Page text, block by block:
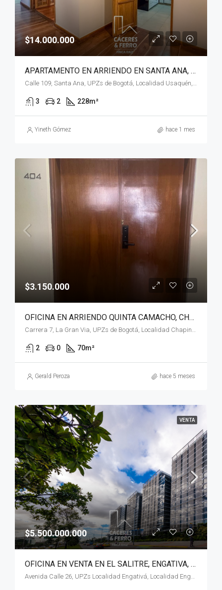
$14.000.000
APARTAMENTO EN ARRIENDO EN SANTA ANA, USAQUÉN, BOGOTÁ, D.C.
Calle 109, Santa Ana, UPZs de Bogotá, Localidad Usaquén, Bogotá, Bogotá, Distrito Capital, RAP (Especial) Central, 110111, Colombia
3 2 228m²
Yineth Gómez hace 1 mes
$3.150.000
OFICINA EN ARRIENDO QUINTA CAMACHO, CHAPINERO, BOGOTÁ, D.C.
Carrera 7, La Gran Via, UPZs de Bogotá, Localidad Chapinero, Bogotá, Bogotá, Distrito Capital, RAP (Especial) Central, 110221, Colombia
2 0 70m²
Gerald Peroza hace 5 meses
VENTA
$5.500.000.000
OFICINA EN VENTA EN EL SALITRE, ENGATIVA, BOGOTÁ, D.C
Avenida Calle 26, UPZs Localidad Engativá, Localidad Engativá, Bogotá, Bogotá, Distrito Capital, RAP (Especial) Central, 111071, Colombia